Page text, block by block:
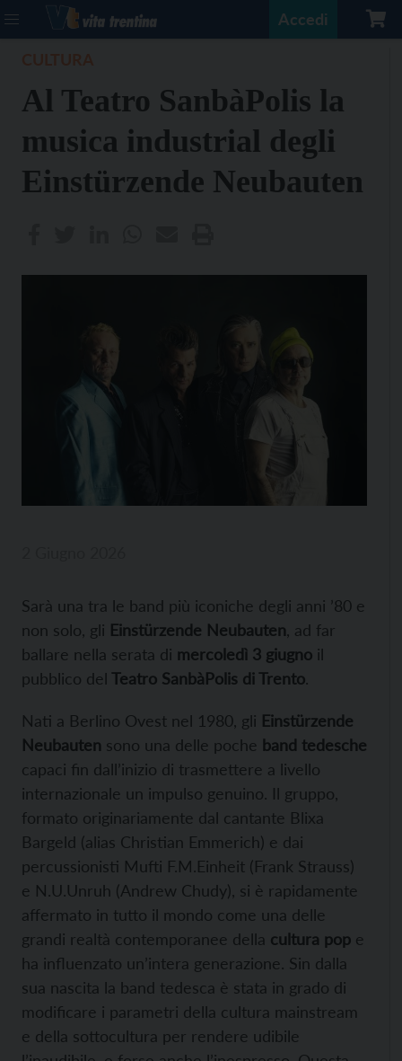
Accedi
Al Teatro SanbàPolis la
musica industrial degli
Einstürzende Neubauten
Sarà una tra le band più iconiche degli anni ’80 e
non solo, gli Einstürzende Neubauten , ad far
ballare nella serata di mercoledì 3 giugno il
pubblico del Teatro SanbàPolis di Trento.
Nati a Berlino Ovest nel 1980, gli Einstürzende
Neubauten sono una delle poche band tedesche
capaci fin dall’inizio di trasmettere a livello
internazionale un impulso genuino. Il gruppo,
formato originariamente dal cantante Blixa
Bargeld (alias Christian Emmerich) e dai
percussionisti Mufti F.M.Einheit (Frank Strauss)
e N.U.Unruh (Andrew Chudy), si è rapidamente
affermato in tutto il mondo come una delle
grandi realtà contemporanee della cultura pop e
ha influenzato un’intera generazione. Sin dalla
sua nascita la band tedesca è stata in grado di
modificare i parametri della cultura mainstream
e della sottocultura per rendere udibile